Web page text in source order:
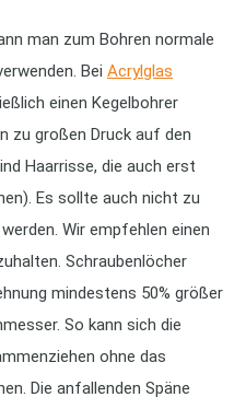
man zum Bohren normale
Bei Acrylglas
einen Kegelbohrer
zu großen Druck auf den
Haarrisse, die auch erst
Es sollte auch nicht zu
Wir empfehlen einen
Schraubenlöcher
mindestens 50% größer
So kann sich die
ohne das
Die anfallenden Späne